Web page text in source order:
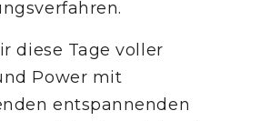
diese Tage voller
Power mit
entspannenden